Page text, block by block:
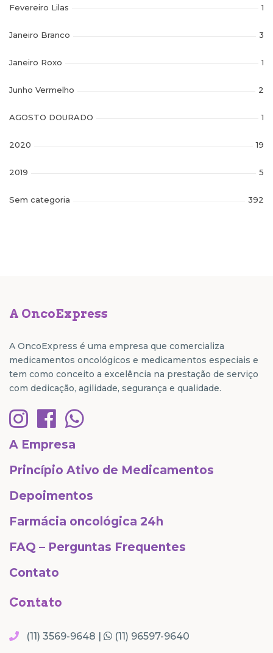
Fevereiro Lilas 1
Janeiro Branco 3
Janeiro Roxo 1
Junho Vermelho 2
AGOSTO DOURADO 1
2020 19
2019 5
Sem categoria 392
A OncoExpress
A OncoExpress é uma empresa que comercializa
medicamentos oncológicos e medicamentos especiais e
tem como conceito a excelência na prestação de serviço
com dedicação, agilidade, segurança e qualidade.
A Empresa
Princípio Ativo de Medicamentos
Depoimentos
Farmácia oncológica 24h
FAQ – Perguntas Frequentes
Contato
Contato
(11) 3569-9648 | (11) 96597-9640